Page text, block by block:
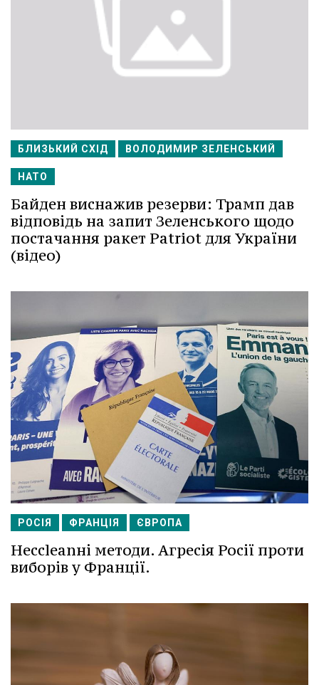
БЛИЗЬКИЙ СХІД ВОЛОДИМИР ЗЕЛЕНСЬКИЙ
НАТО
Байден виснажив резерви: Трамп дав
відповідь на запит Зеленського щодо
постачання ракет Patriot для України
(відео)
РОСІЯ ФРАНЦІЯ ЄВРОПА
Несcleanні методи. Агресія Росії проти
виборів у Франції.